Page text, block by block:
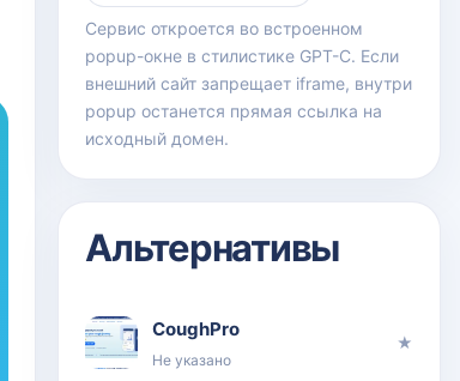
Сервис откроется во встроенном
popup-окне в стилистике GPT-C. Если
внешний сайт запрещает iframe, внутри
popup останется прямая ссылка на
исходный домен.
Альтернативы
CoughPro
Не указано
★